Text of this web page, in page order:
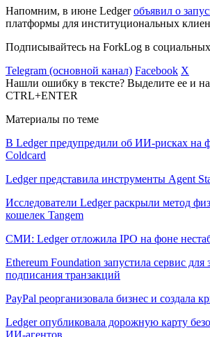
Напомним, в июне Ledgerобъявил о
платформы для институциональных
Подписывайтесь на ForkLog в социальных
Telegram (основной канал) Facebook X
Нашли ошибку в тексте? Выделите ее и
CTRL+ENTER
Материалы по теме
В Ledger предупредили об ИИ-рисках на
Coldcard
Ledger представила инструменты Agent
Исследователи Ledger раскрыли метод
кошелек Tangem
СМИ: Ledger отложила IPO на фоне
Ethereum Foundation запустила сервис
подписания транзакций
PayPal реорганизовала бизнес и создала
Ledger опубликовала дорожную карту
ИИ-агентов